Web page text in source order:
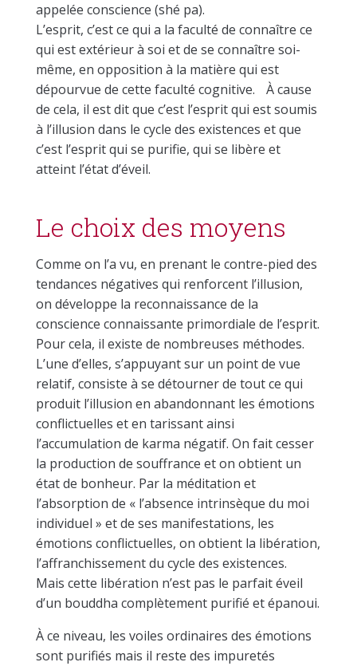
appelée conscience (shé pa).
L’esprit, c’est ce qui a la faculté de connaître ce
qui est extérieur à soi et de se connaître soi-
même, en opposition à la matière qui est
dépourvue de cette faculté cognitive. À cause
de cela, il est dit que c’est l’esprit qui est soumis
à l’illusion dans le cycle des existences et que
c’est l’esprit qui se purifie, qui se libère et
atteint l’état d’éveil.
Le choix des moyens
Comme on l’a vu, en prenant le contre-pied des
tendances négatives qui renforcent l’illusion,
on développe la reconnaissance de la
conscience connaissante primordiale de l’esprit.
Pour cela, il existe de nombreuses méthodes.
L’une d’elles, s’appuyant sur un point de vue
relatif, consiste à se détourner de tout ce qui
produit l’illusion en abandonnant les émotions
conflictuelles et en tarissant ainsi
l’accumulation de karma négatif. On fait cesser
la production de souffrance et on obtient un
état de bonheur. Par la méditation et
l’absorption de « l’absence intrinsèque du moi
individuel » et de ses manifestations, les
émotions conflictuelles, on obtient la libération,
l’affranchissement du cycle des existences.
Mais cette libération n’est pas le parfait éveil
d’un bouddha complètement purifié et épanoui.
À ce niveau, les voiles ordinaires des émotions
sont purifiés mais il reste des impuretés